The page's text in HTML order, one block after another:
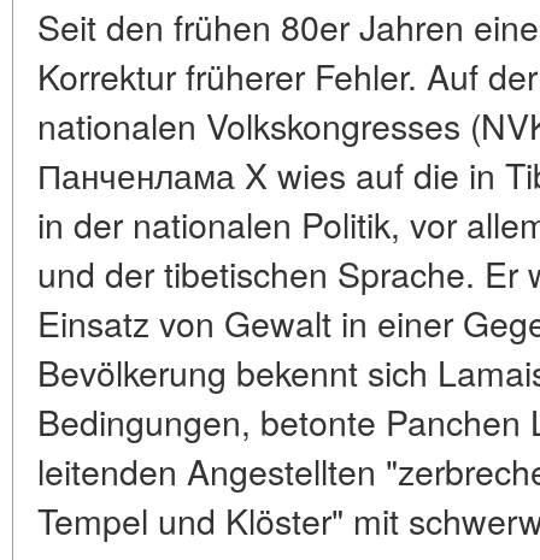
Seit den frühen 80er Jahren
Korrektur früherer Fehler. Auf
nationalen Volkskongresses
Панченлама X wies auf die in
in der nationalen Politik, vor
und der tibetischen Sprache. Er
Einsatz von Gewalt in einer
Bevölkerung bekennt sich
Bedingungen, betonte
leitenden Angestellten
Tempel und Klöster" mit